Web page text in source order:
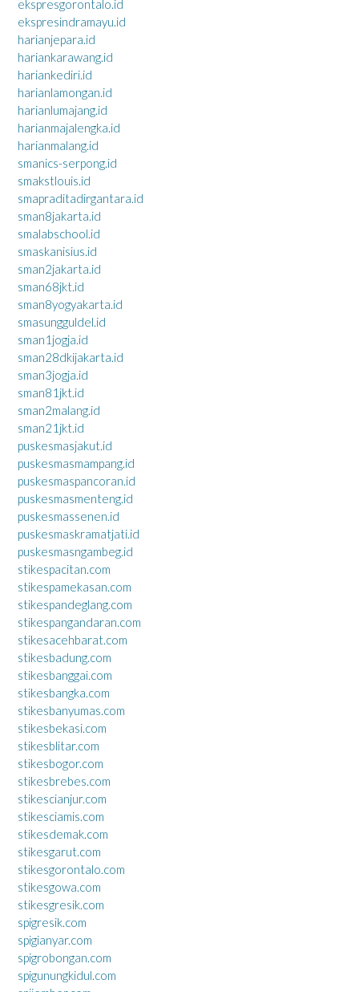
ekspresgorontalo.id
ekspresindramayu.id
harianjepara.id
hariankarawang.id
hariankediri.id
harianlamongan.id
harianlumajang.id
harianmajalengka.id
harianmalang.id
smanics-serpong.id
smakstlouis.id
smapraditadirgantara.id
sman8jakarta.id
smalabschool.id
smaskanisius.id
sman2jakarta.id
sman68jkt.id
sman8yogyakarta.id
smasungguldel.id
sman1jogja.id
sman28dkijakarta.id
sman3jogja.id
sman81jkt.id
sman2malang.id
sman21jkt.id
puskesmasjakut.id
puskesmasmampang.id
puskesmaspancoran.id
puskesmasmenteng.id
puskesmassenen.id
puskesmaskramatjati.id
puskesmasngambeg.id
stikespacitan.com
stikespamekasan.com
stikespandeglang.com
stikespangandaran.com
stikesacehbarat.com
stikesbadung.com
stikesbanggai.com
stikesbangka.com
stikesbanyumas.com
stikesbekasi.com
stikesblitar.com
stikesbogor.com
stikesbrebes.com
stikescianjur.com
stikesciamis.com
stikesdemak.com
stikesgarut.com
stikesgorontalo.com
stikesgowa.com
stikesgresik.com
spigresik.com
spigianyar.com
spigrobongan.com
spigunungkidul.com